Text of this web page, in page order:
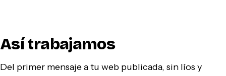
Así trabajamos
Del primer mensaje a tu web publicada, sin líos y